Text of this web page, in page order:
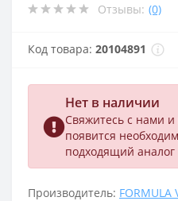
Отзывы: (0)
Код товара: 20104891
Нет в наличии
Свяжитесь с нами
появится
подходящий аналог
Производитель: FORMULA